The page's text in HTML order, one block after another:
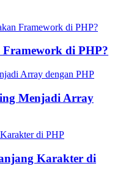
di PHP?
Menjadi Array
Karakter di